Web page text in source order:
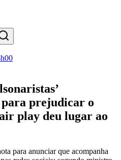
para prejudicar o
play deu lugar ao
para anunciar que acompanha